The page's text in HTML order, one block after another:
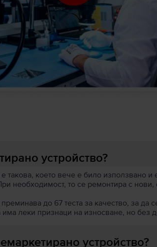
устройство?
такова, което вече е било използвано
необходимост, то се ремонтира с нови,
до 67 теста за качество, за
леки признаци на износване, но без
устройство?